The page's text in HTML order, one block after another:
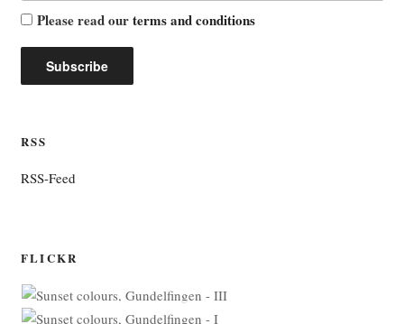
Please read ourterms and conditions
RSS
RSS-Feed
FLICKR